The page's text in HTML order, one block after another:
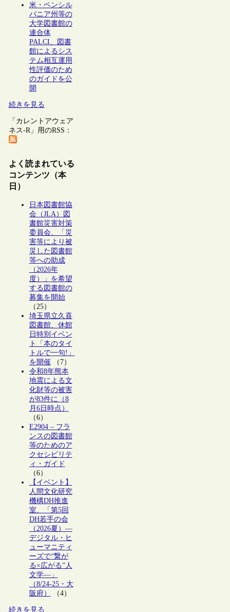
米・ペンシル
バニア州等の
大学図書館の
連合体
PALCI、図書
館によるシス
テム相互運用
性評価のため
のガイドを公
開
続きを見る
「カレントアウェア
ネス-R」用のRSS：
よく読まれている
コンテンツ（本
日）
日本図書館協
会（JLA）図
書館災害対策
委員会、「災
害等により被
災した図書館
等への助成
（2026年
度）」を希望
する図書館の
募集を開始
（25）
埼玉県立久喜
図書館、休館
日特別イベン
ト「本のタイ
トルで一句!」
を開催（7）
令和8年熊本
地震による文
化財等の被害
が83件に（8
月6日時点）
（6）
E2904 – フラ
ンスの図書館
等のためのア
クセシビリテ
ィ・ガイド
（6）
【イベント】
人間文化研究
機構DH推進
室、「第5回
DH若手の会
（2026夏）―
デジタル・ヒ
ューマニティ
ーズで“繋が
る×広がる”人
文学―」
（8/24-25・大
阪府）
（4）
続きを見る